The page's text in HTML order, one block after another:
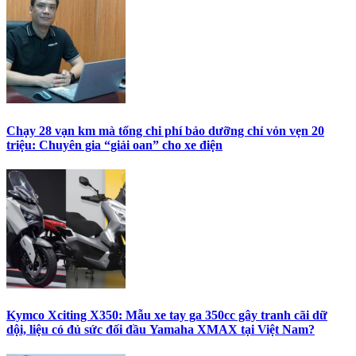
Chạy 28 vạn km mà tổng chi phí bảo dưỡng chỉ vỏn vẹn 20
triệu: Chuyên gia “giải oan” cho xe điện
Kymco Xciting X350: Mẫu xe tay ga 350cc gây tranh cãi dữ
dội, liệu có đủ sức đối đầu Yamaha XMAX tại Việt Nam?